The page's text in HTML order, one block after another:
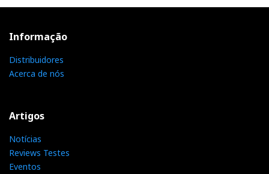
Informação
Distribuidores
Acerca de nós
Artigos
Notícias
Reviews Testes
Eventos